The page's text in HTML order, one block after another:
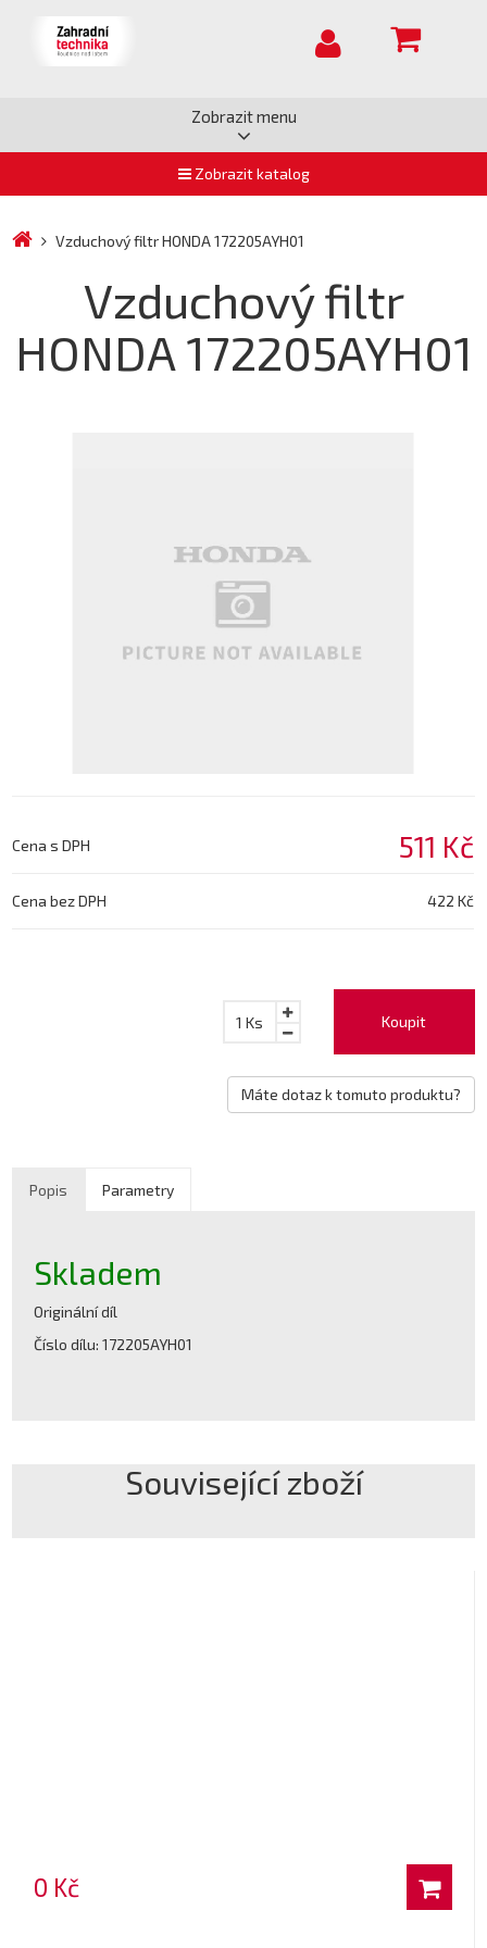
Zobrazit menu
Zobrazit katalog
Vzduchový filtr HONDA 172205AYH01
Vzduchový filtr
HONDA 172205AYH01
Cena s DPH 511 Kč
Cena bez DPH 422 Kč
Koupit
1 Ks
Máte dotaz k tomuto produktu?
Popis Parametry
Skladem
Originální díl
Číslo dílu: 172205AYH01
Související zboží
0 Kč